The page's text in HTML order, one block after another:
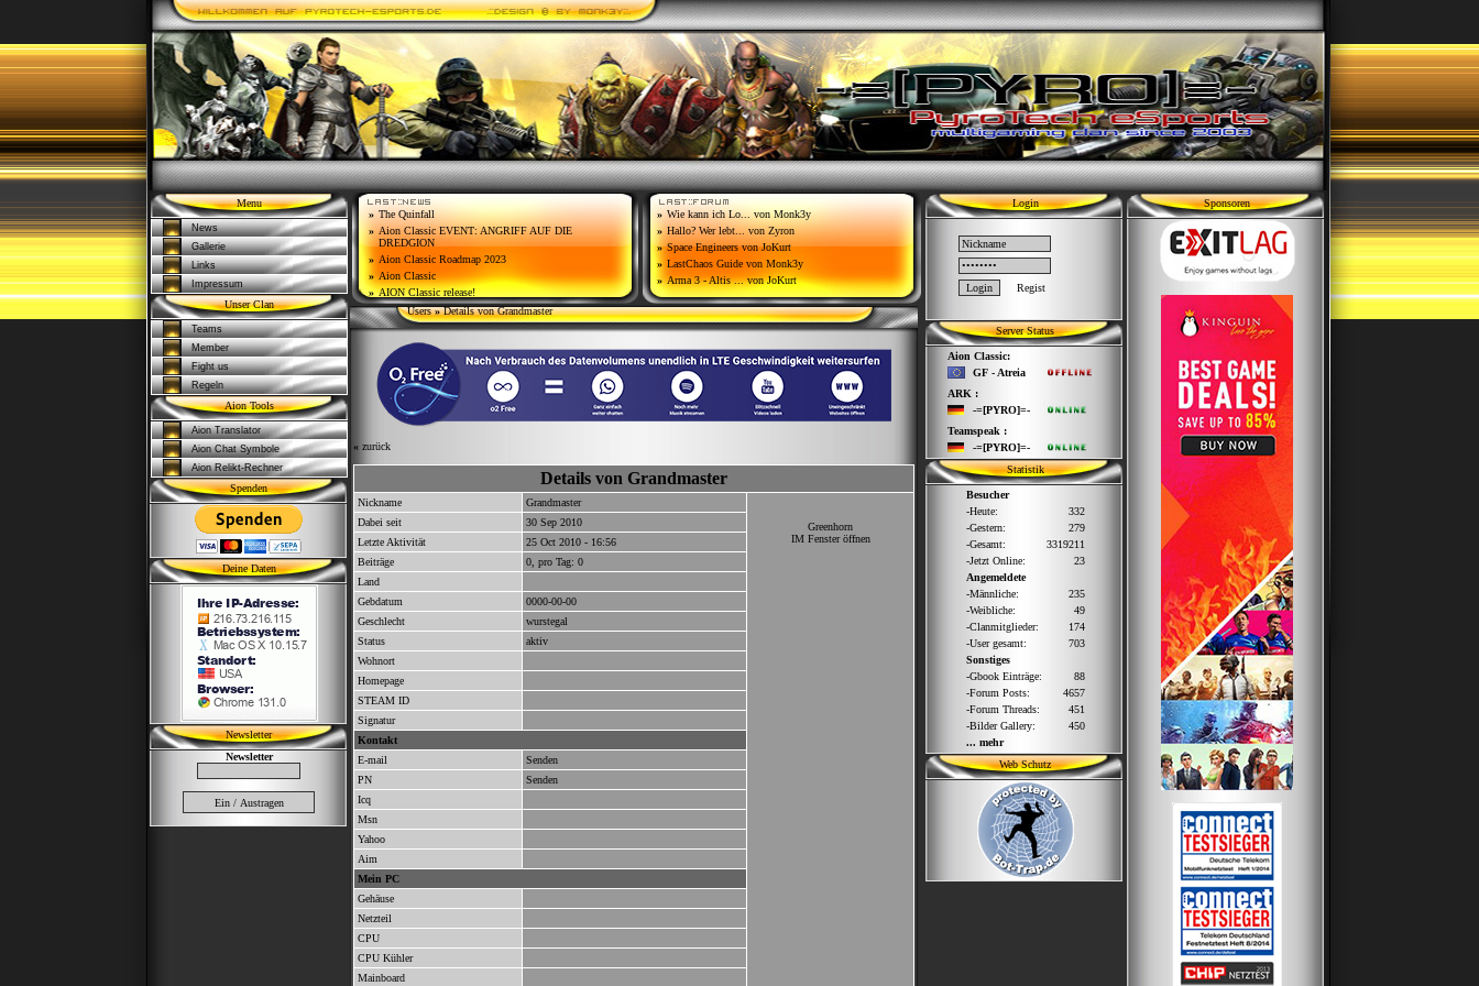
Menu
News
Gallerie
Links
Impressum
Unser Clan
Teams
Member
Fight us
Regeln
Aion Tools
Aion Translator
Aion Chat Symbole
Aion Relikt-Rechner
Spenden
Deine Daten
Newsletter
Newsletter
» The Quinfall
» Aion Classic EVENT: ANGRIFF AUF DIE
DREDGION
» Aion Classic Roadmap 2023
» Aion Classic
» AION Classic release!
» Wie kann ich Lo...von Monk3y
» Hallo? Wer lebt...von Zyron
» Space Engineersvon JoKurt
» LastChaos Guide von Monk3y
» Arma 3 - Altis ...von JoKurt
Users»Details von Grandmaster
« zurück
Details von Grandmaster
Nickname
Grandmaster
Greenhorn
IM Fenster öffnen
Dabei seit
30 Sep 2010
Letzte Aktivität
25 Oct 2010 - 16:56
Beiträge
0, pro Tag: 0
Land
Gebdatum
0000-00-00
Geschlecht
wurstegal
Status
aktiv
Wohnort
Homepage
STEAM ID
Signatur
Kontakt
E-mail
Senden
PN
Senden
Icq
Msn
Yahoo
Aim
Mein PC
Gehäuse
Netzteil
CPU
CPU Kühler
Mainboard
Login
Regist
Server Status
Aion Classic:
GF - Atreia
ARK :
-=[PYRO]=-
Teamspeak :
-=[PYRO]=-
Statistik
Besucher
-Heute:
332
-Gestern:
279
-Gesamt:
3319211
-Jetzt Online:
23
Angemeldete
-Männliche:
235
-Weibliche:
49
-Clanmitglieder:
174
-User gesamt:
703
Sonstiges
-Gbook Einträge:
88
-Forum Posts:
4657
-Forum Threads:
451
-Bilder Gallery:
450
... mehr
Web Schutz
Sponsoren